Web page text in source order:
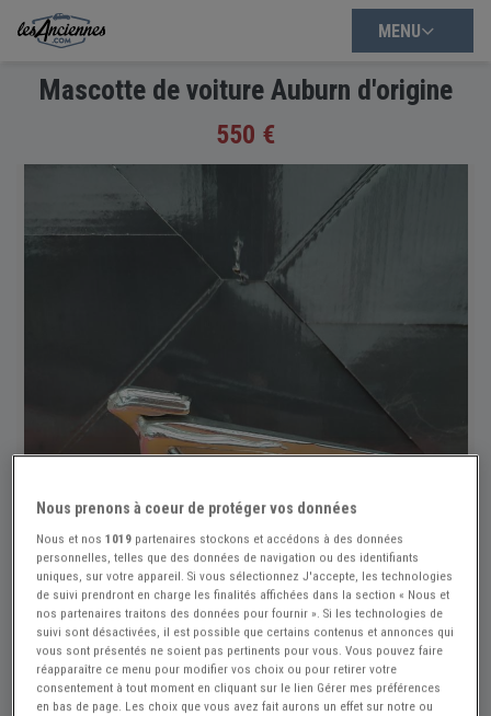
MENU
Mascotte de voiture Auburn d'origine
550 €
Nous prenons à coeur de protéger vos données
Nous et nos1019 partenaires stockons et accédons à des données
personnelles, telles que des données de navigation ou des identifiants
uniques, sur votre appareil. Si vous sélectionnez J'accepte, les technologies
de suivi prendront en charge les finalités affichées dans la section « Nous et
nos partenaires traitons des données pour fournir ». Si les technologies de
suivi sont désactivées, il est possible que certains contenus et annonces qui
vous sont présentés ne soient pas pertinents pour vous. Vous pouvez faire
réapparaître ce menu pour modifier vos choix ou pour retirer votre
consentement à tout moment en cliquant sur le lien Gérer mes préférences
en bas de page. Les choix que vous avez fait aurons un effet sur notre ou